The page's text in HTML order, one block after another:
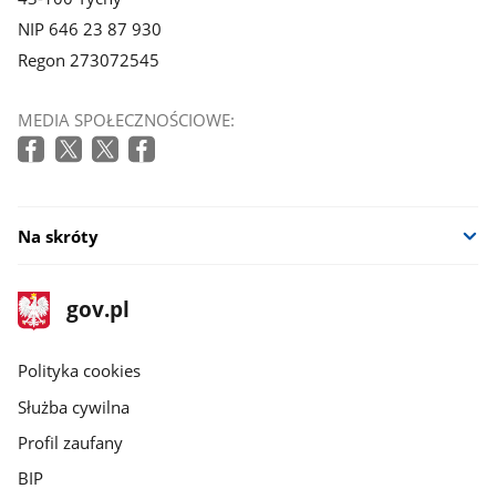
NIP 646 23 87 930
Regon 273072545
MEDIA SPOŁECZNOŚCIOWE:
Na skróty
stopka
gov.pl
Strona
gov.pl
gov.pl
Polityka cookies
Służba cywilna
Profil zaufany
BIP